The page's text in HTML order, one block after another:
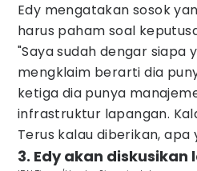
Edy mengatakan sosok
harus paham soal
"Saya sudah dengar siapa
mengklaim berarti dia
ketiga dia punya
infrastruktur lapangan.
Terus kalau diberikan, apa
3. Edy akan diskusikan